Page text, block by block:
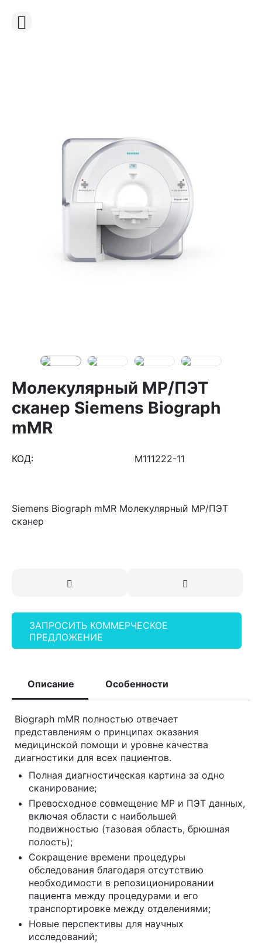
Молекулярный МР/ПЭТ
сканер Siemens Biograph
mMR
КОД: M111222-11
Siemens Biograph mMR Молекулярный МР/ПЭТ
сканер
ЗАПРОСИТЬ КОММЕРЧЕСКОЕ
ПРЕДЛОЖЕНИЕ
Описание Особенности
Biograph mMR полностью отвечает
представлениям о принципах оказания
медицинской помощи и уровне качества
диагностики для всех пациентов.
Полная диагностическая картина за одно
сканирование;
Превосходное совмещение МР и ПЭТ данных,
включая области с наибольшей
подвижностью (тазовая область, брюшная
полость);
Сокращение времени процедуры
обследования благодаря отсутствию
необходимости в репозиционировании
пациента между процедурами и его
транспортировке между отделениями;
Новые перспективы для научных
исследований;